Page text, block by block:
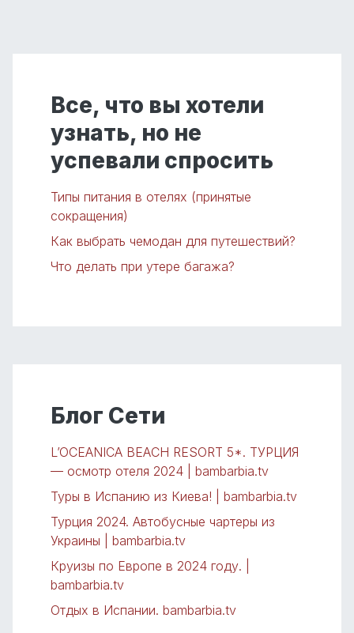
Все, что вы хотели
узнать, но не
успевали спросить
Типы питания в отелях (принятые
сокращения)
Как выбрать чемодан для путешествий?
Что делать при утере багажа?
Блог Сети
L’OCEANICA BEACH RESORT 5*. ТУРЦИЯ
— осмотр отеля 2024 | bambarbia.tv
Туры в Испанию из Киева! | bambarbia.tv
Турция 2024. Автобусные чартеры из
Украины | bambarbia.tv
Круизы по Европе в 2024 году. |
bambarbia.tv
Отдых в Испании. bambarbia.tv